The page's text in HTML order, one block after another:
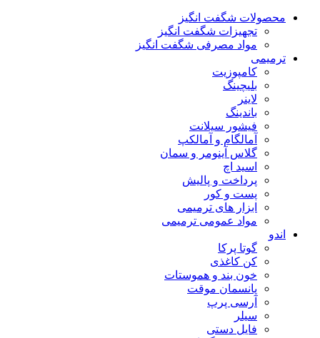
محصولات شگفت انگیز
تجهیزات شگفت انگیز
مواد مصرفی شگفت انگیز
ترمیمی
کامپوزیت
بلیچینگ
لاینر
باندینگ
فیشور سیلانت
آمالگام و آمالکپ
گلاس آینومر و سمان
اسید اچ
پرداخت و پالیش
پست و کور
ابزار های ترمیمی
مواد عمومی ترمیمی
اندو
گوتا پرکا
کن کاغذی
خون بند و هموستات
پانسمان موقت
آرسی پرپ
سیلر
فایل دستی